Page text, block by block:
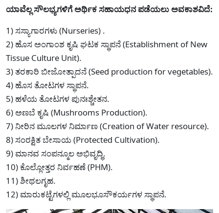
ಯಾವೆಲ್ಲ ಸೌಲಭ್ಯಗಳಿಗೆ ಅರ್ಥಿಕ ಸಹಾಯಧನ ಪಡೆಯಲು ಅವಕಾಶವಿದೆ:
1) ಸಸ್ಯಾಗಾರಗಳು (Nurseries) .
2) ಹೊಸ ಅಂಗಾಂಶ ಕೃಷಿ ಘಟಕ ಸ್ಥಾಪನೆ (Establishment of New
Tissue Culture Unit).
3) ತರಕಾರಿ ಬೀಜೋತ್ಪಾದನೆ (Seed production for vegetables).
4) ಹೊಸ ತೋಟಗಳ ಸ್ಥಾಪನೆ.
5) ಹಳೆಯ ತೋಟಗಳ ಪುನಃಶ್ಚೇತನ.
6) ಅಣಬೆ ಕೃಷಿ (Mushrooms Production).
7) ನೀರಿನ ಮೂಲಗಳ ನಿರ್ಮಾಣ (Creation of Water resource).
8) ಸಂರಕ್ಷಿತ ಬೇಸಾಯ (Protected Cultivation).
9) ಮಾನವ ಸಂಪನ್ಮೂಲ ಅಭಿವೃದ್ಧಿ.
10) ಕೊಲ್ಲೋತ್ತರ ನಿರ್ವಹಣೆ (PHM).
11) ಶೀಥಲಗೃಹ.
12) ಮಾರುಕಟ್ಟೆಗಳಲ್ಲಿ ಮೂಲಭೂಸೌಕರ್ಯಗಳ ಸ್ಥಾಪನೆ.